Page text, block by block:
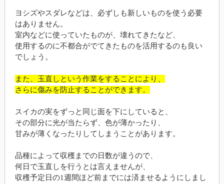
ヨシズやスダレなどは、必ずしも新しいものを使う必要
はありません。
室内などに使っていたものが、壊れてきたなど、
使用するのに不都合がでてきたものを活用するのも良い
でしょう。
また、玉直しという作業をすることにより、
さらに傷みを防止することができます。
スイカの実をずっと同じ面を下にしていると、
その部分に光が当たらず、色が薄かったり、
甘みが薄くなったりしてしまうことがあります。
品種によって収穫までの日数が違うので、
何日で玉直しを行うとは言えませんが、
収穫予定日の1週間ほど前までには済ませるようにしまし